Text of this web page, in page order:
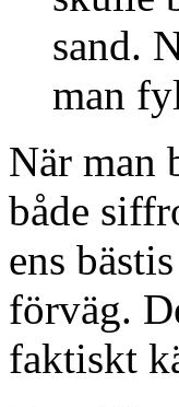
sand.
man
När man
både
ens
förväg.
faktiskt